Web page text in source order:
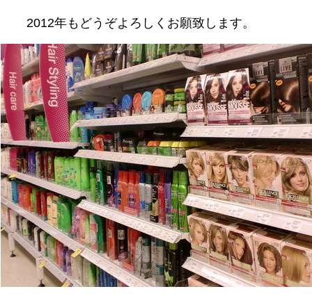
2012年もどうぞよろしくお願致します。